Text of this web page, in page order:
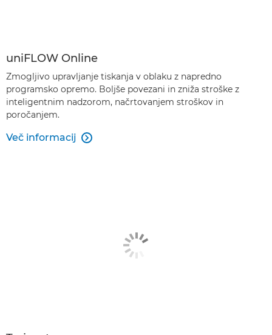
uniFLOW Online
Zmogljivo upravljanje tiskanja v oblaku z napredno
programsko opremo. Boljše povezani in zniža stroške z
inteligentnim nadzorom, načrtovanjem stroškov in
poročanjem.
Več informacij 